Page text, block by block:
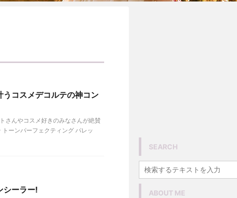
コスメデコルテの神コン
さんやコスメ好きのみなさんが絶賛
ーンパーフェクティング パレッ
シーラー!
SEARCH
ABOUT ME